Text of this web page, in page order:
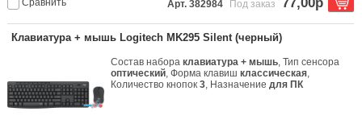
Сравнить Арт. 382984 Под заказ
Клавиатура + мышь Logitech MK295 Silent (черный)
Состав набораклавиатура + мышь, Тип сенсора
оптический, Форма клавишклассическая,
Количество кнопок3, Назначениедля ПК